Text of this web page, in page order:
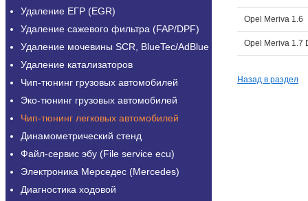
Удаление ЕГР (EGR)
Удаление сажевого фильтра (FAP/DPF)
Удаление мочевины SCR, BlueTec/AdBlue
Удаление катализаторов
Чип-тюнинг грузовых автомобилей
Эко-тюнинг грузовых автомобилей
Чип-тюнинг легковых автомобилей
Динамометрический стенд
Файл-сервис эбу (File service ecu)
Электроника Мерседес (Mercedes)
Диагностика ходовой
Opel Meriva 1.6
Opel Meriva 1.7
Назад в раздел